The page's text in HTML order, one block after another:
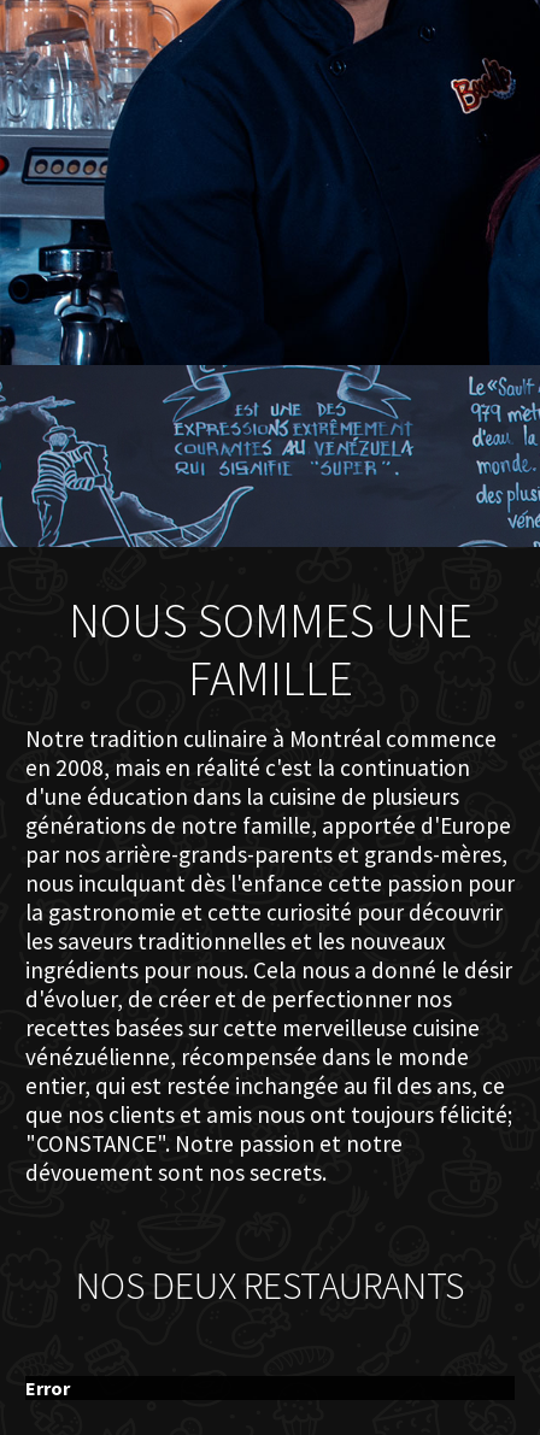
NOUS SOMMES UNE
FAMILLE
Notre tradition culinaire à Montréal commence
en 2008, mais en réalité c'est la continuation
d'une éducation dans la cuisine de plusieurs
générations de notre famille, apportée d'Europe
par nos arrière-grands-parents et grands-mères,
nous inculquant dès l'enfance cette passion pour
la gastronomie et cette curiosité pour découvrir
les saveurs traditionnelles et les nouveaux
ingrédients pour nous. Cela nous a donné le désir
d'évoluer, de créer et de perfectionner nos
recettes basées sur cette merveilleuse cuisine
vénézuélienne, récompensée dans le monde
entier, qui est restée inchangée au fil des ans, ce
que nos clients et amis nous ont toujours félicité;
"CONSTANCE". Notre passion et notre
dévouement sont nos secrets.
NOS DEUX RESTAURANTS
Error